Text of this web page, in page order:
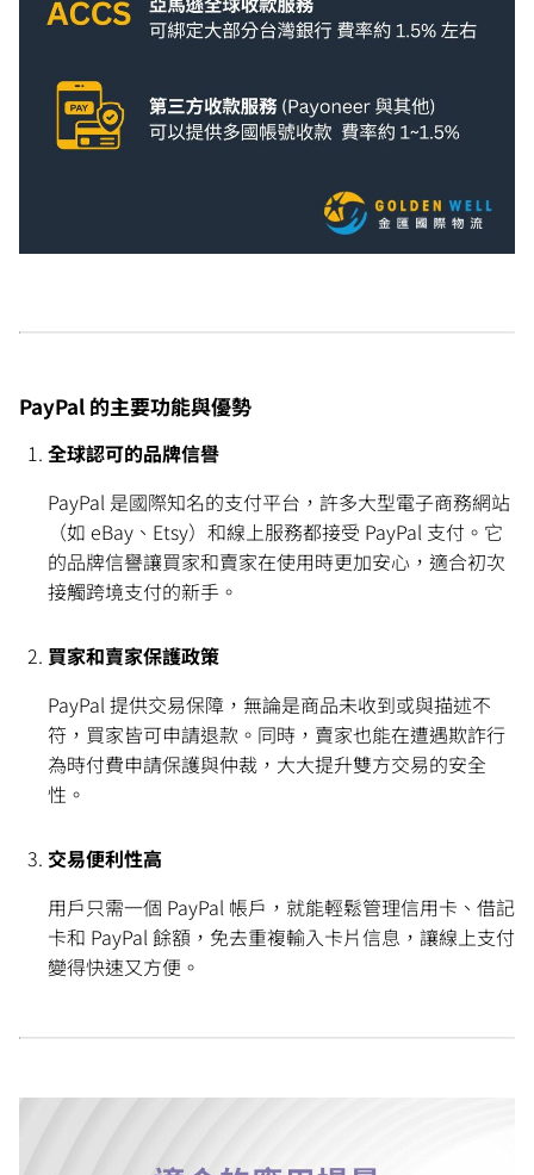
PayPal 的主要功能與優勢
全球認可的品牌信譽
PayPal 是國際知名的支付平台，許多大型電子商務網站
（如 eBay、Etsy）和線上服務都接受 PayPal 支付。它
的品牌信譽讓買家和賣家在使用時更加安心，適合初次
接觸跨境支付的新手。
買家和賣家保護政策
PayPal 提供交易保障，無論是商品未收到或與描述不
符，買家皆可申請退款。同時，賣家也能在遭遇欺詐行
為時付費申請保護與仲裁，大大提升雙方交易的安全
性。
交易便利性高
用戶只需一個 PayPal 帳戶，就能輕鬆管理信用卡、借記
卡和 PayPal 餘額，免去重複輸入卡片信息，讓線上支付
變得快速又方便。